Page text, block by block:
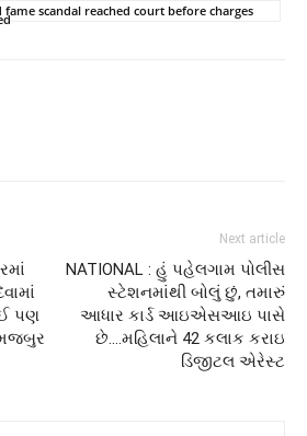
fame scandal reached court before charges
પણ
મજબુર
Next article
NATIONAL : હું પહેલગામ પોલીસ
સ્ટેશનમાંથી બોલું છું, તમારું
આધાર કાર્ડ આઇએસઆઇ પાસે
છે….મહિલાને 42 કલાક કરાઇ
ડિજીટલ એરેસ્ટ